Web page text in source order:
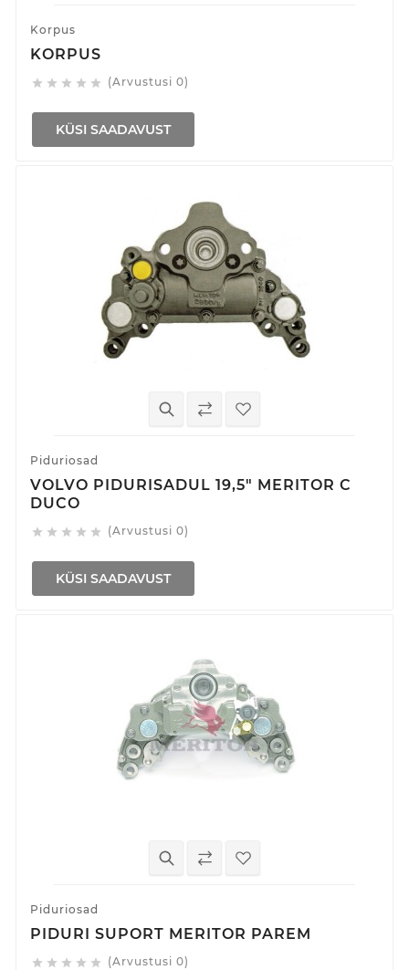
Korpus
KORPUS
     (Arvustusi 0)
KÜSI SAADAVUST
Piduriosad
VOLVO PIDURISADUL 19,5" MERITOR C
DUCO
     (Arvustusi 0)
KÜSI SAADAVUST
Piduriosad
PIDURI SUPORT MERITOR PAREM
     (Arvustusi 0)